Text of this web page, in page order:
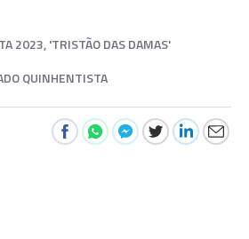
2023, 'TRISTÃO DAS DAMAS'
QUINHENTISTA